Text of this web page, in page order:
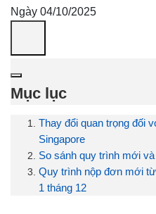
Ngày 04/10/2025
Mục lục
Thay đổi quan trọng đối
Singapore
So sánh quy trình mới
Quy trình nộp đơn mới
1 tháng 12